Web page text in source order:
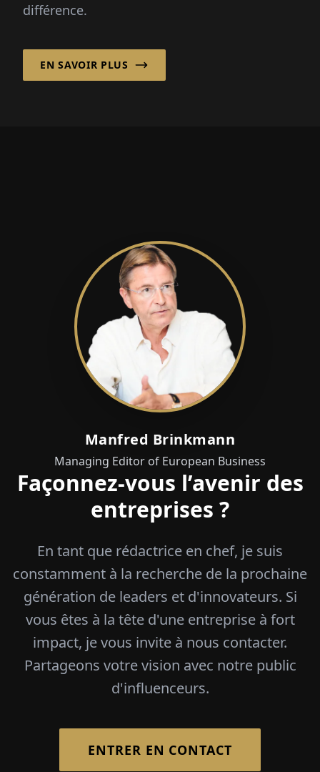
différence.
EN SAVOIR PLUS
Manfred Brinkmann
Managing Editor of European Business
Façonnez-vous l’avenir des
entreprises ?
En tant que rédactrice en chef, je suis
constamment à la recherche de la prochaine
génération de leaders et d'innovateurs. Si
vous êtes à la tête d'une entreprise à fort
impact, je vous invite à nous contacter.
Partageons votre vision avec notre public
d'influenceurs.
ENTRER EN CONTACT